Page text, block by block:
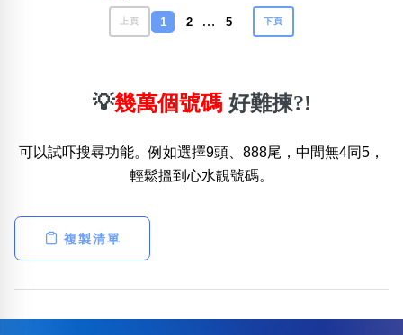
上頁 1 2 … 5 下頁
💡幾萬個號碼 好難揀?!
可以試吓搜尋功能。例如選擇9頭、888尾，中間無4同5，
輕鬆搵到心水靚號碼。
複製清單